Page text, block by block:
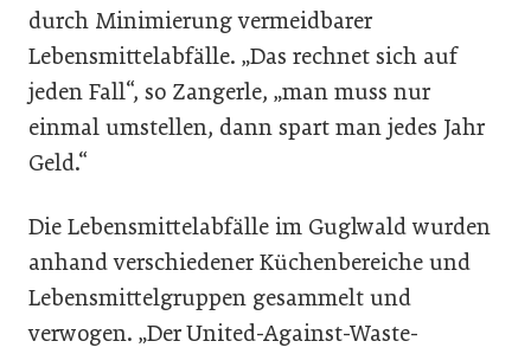
durch Minimierung vermeidbarer
Lebensmittelabfälle. „Das rechnet sich auf
jeden Fall“, so Zangerle, „man muss nur
einmal umstellen, dann spart man jedes Jahr
Geld.“
Die Lebensmittelabfälle im Guglwald wurden
anhand verschiedener Küchenbereiche und
Lebensmittelgruppen gesammelt und
verwogen. „Der United-Against-Waste-